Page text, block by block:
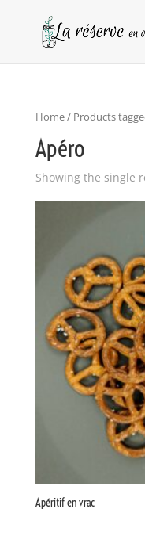
Home/ Products
Apéro
Showing the single
Apéritif en vrac